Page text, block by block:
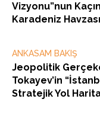
Vizyonu”nun
Karadeniz
ANKASAM BAKIŞ
Jeopolitik
Tokayev’in
Stratejik Yol